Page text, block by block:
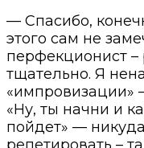
— Спасибо,
этого сам не
перфекционист
тщательно. Я
«импровизации»
«Ну, ты начни и
пойдет» —